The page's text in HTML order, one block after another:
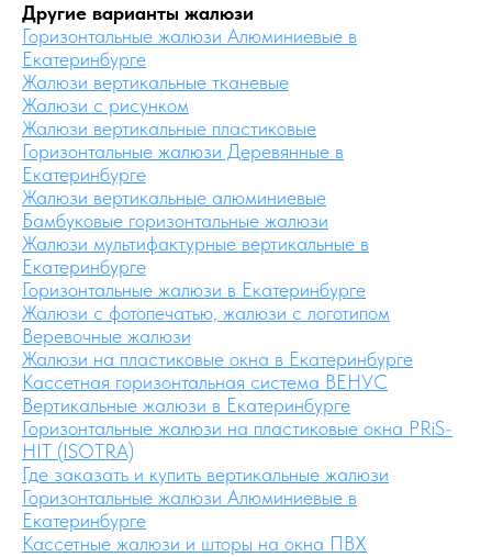
Другие варианты жалюзи
Горизонтальные жалюзи Алюминиевые в
Екатеринбурге
Жалюзи вертикальные тканевые
Жалюзи с рисунком
Жалюзи вертикальные пластиковые
Горизонтальные жалюзи Деревянные в
Екатеринбурге
Жалюзи вертикальные алюминиевые
Бамбуковые горизонтальные жалюзи
Жалюзи мультифактурные вертикальные в
Екатеринбурге
Горизонтальные жалюзи в Екатеринбурге
Жалюзи с фотопечатью, жалюзи с логотипом
Веревочные жалюзи
Жалюзи на пластиковые окна в Екатеринбурге
Кассетная горизонтальная система ВЕНУС
Вертикальные жалюзи в Екатеринбурге
Горизонтальные жалюзи на пластиковые окна PRiS-
HIT (ISOTRA)
Где заказать и купить вертикальные жалюзи
Горизонтальные жалюзи Алюминиевые в
Екатеринбурге
Кассетные жалюзи и шторы на окна ПВХ